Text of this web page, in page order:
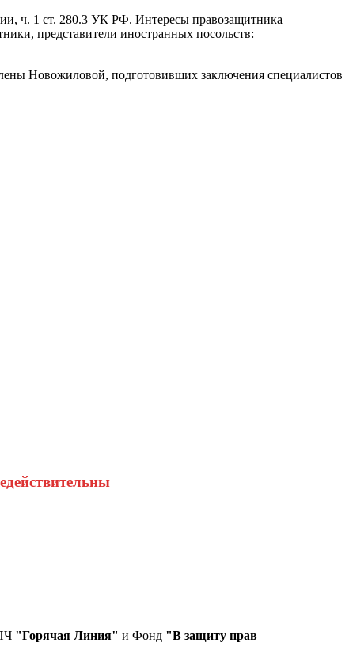
ч. 1 ст. 280.3 УК РФ. Интересы правозащитника
представители иностранных посольств:
Новожиловой, подготовивших заключения специалистов
"Горячая Линия" и Фонд "В защиту прав